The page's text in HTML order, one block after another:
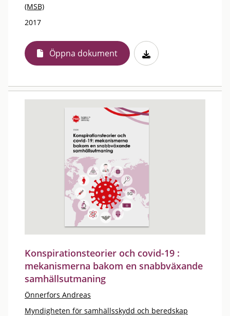
(MSB)
2017
Öppna dokument
Konspirationsteorier och covid-19 :
mekanismerna bakom en snabbväxande
samhällsutmaning
Önnerfors Andreas
Myndigheten för samhällsskydd och beredskap